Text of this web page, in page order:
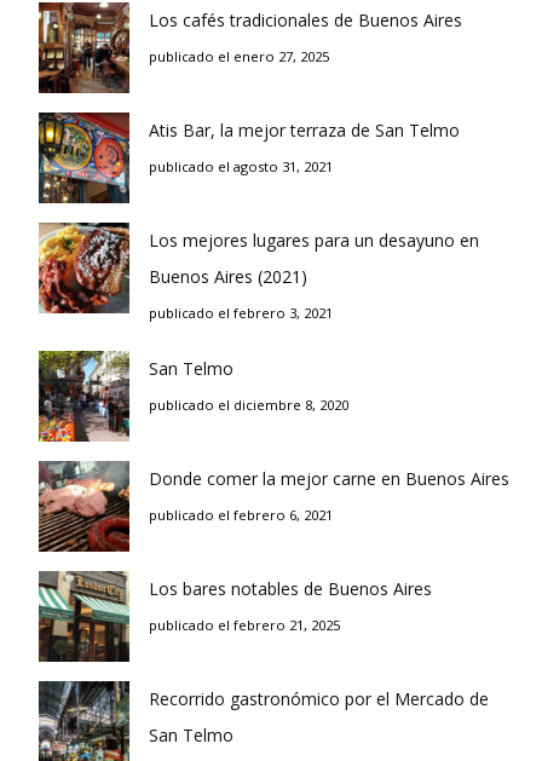
Los cafés tradicionales de Buenos Aires
publicado el enero 27, 2025
Atis Bar, la mejor terraza de San Telmo
publicado el agosto 31, 2021
Los mejores lugares para un desayuno en
Buenos Aires (2021)
publicado el febrero 3, 2021
San Telmo
publicado el diciembre 8, 2020
Donde comer la mejor carne en Buenos Aires
publicado el febrero 6, 2021
Los bares notables de Buenos Aires
publicado el febrero 21, 2025
Recorrido gastronómico por el Mercado de
San Telmo